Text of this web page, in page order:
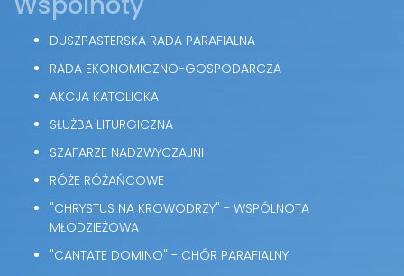
DUSZPASTERSKA RADA PARAFIALNA
RADA EKONOMICZNO-GOSPODARCZA
AKCJA KATOLICKA
SŁUŻBA LITURGICZNA
SZAFARZE NADZWYCZAJNI
RÓŻE RÓŻAŃCOWE
"CHRYSTUS NA KROWODRZY" - WSPÓLNOTA
MŁODZIEŻOWA
"CANTATE DOMINO" - CHÓR PARAFIALNY